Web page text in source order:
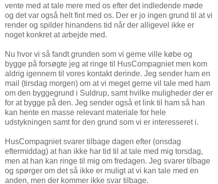
vente med at tale mere med os efter det indledende møde
og det var også helt fint med os. Der er jo ingen grund til at vi
render og spilder hinandens tid når der alligevel ikke er
noget konkret at arbejde med.
Nu hvor vi så fandt grunden som vi gerne ville købe og
bygge på forsøgte jeg at ringe til HusCompagniet men kom
aldrig igennem til vores kontakt derinde. Jeg sender ham en
mail (tirsdag morgen) om at vi meget gerne vil tale med ham
om den byggegrund i Suldrup, samt hvilke muligheder der er
for at bygge på den. Jeg sender også et link til ham så han
kan hente en masse relevant materiale for hele
udstykningen samt for den grund som vi er interesseret i.
HusCompagniet svarer tilbage dagen efter (onsdag
eftermiddag) at han ikke har tid til at tale med mig torsdag,
men at han kan ringe til mig om fredagen. Jeg svarer tilbage
og spørger om det så ikke er muligt at vi kan tale med en
anden, men der kommer ikke svar tilbage.